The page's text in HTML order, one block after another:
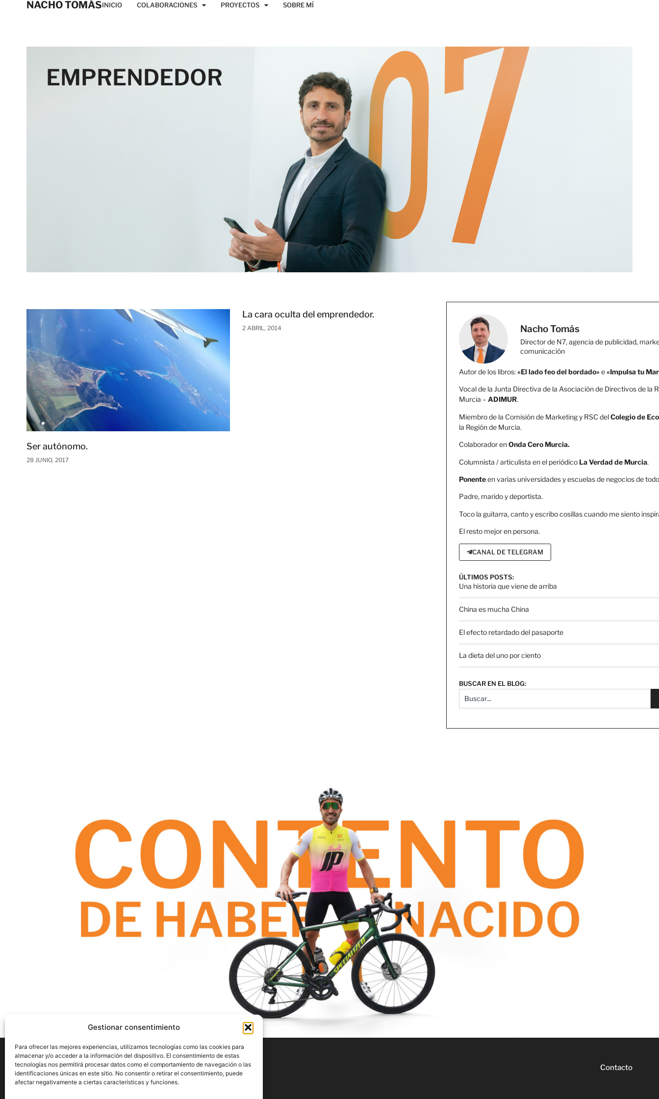
Gestionar consentimiento
Para ofrecer las mejores experiencias, utilizamos tecnologías como las cookies para
almacenar y/o acceder a la información del dispositivo. El consentimiento de estas
tecnologías nos permitirá procesar datos como el comportamiento de navegación o las
identificaciones únicas en este sitio. No consentir o retirar el consentimiento, puede
afectar negativamente a ciertas características y funciones.
NACHO TOMÁSINICIO COLABORACIONES PROYECTOS SOBRE MÍ
EMPRENDEDOR
Ser autónomo.
28 JUNIO, 2017
La cara oculta del emprendedor.
2 ABRIL, 2014 Nacho Tomás
Director de N7, agencia de publicidad,
comunicación
Autor de los libros:«El lado feo del bordado» e«Impulsa tu
Vocal de la Junta Directiva de la Asociación de Directivos de la
Murcia – ADIMUR.
Miembro de la Comisión de Marketing y RSC delColegio de
la Región de Murcia.
Colaborador enOnda Cero Murcia.
Columnista / articulista en el periódico La Verdad de Murcia.
Ponenteen varias universidades y escuelas de negocios de
Padre, marido y deportista.
Toco la guitarra, canto y escribo cosillas cuando me siento
El resto mejor en persona.
CANAL DE TELEGRAM
ÚLTIMOS POSTS:
Una historia que viene de arriba
China es mucha China
El efecto retardado del pasaporte
La dieta del uno por ciento
BUSCAR EN EL BLOG:
Aviso Legal Privacidad Cookies
Contacto